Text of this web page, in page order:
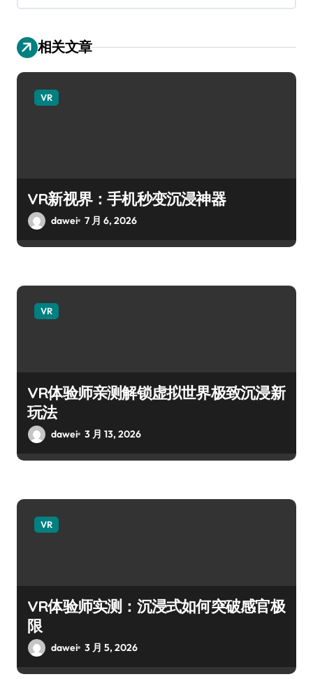
相关文章
VR
VR新视界：手机秒变沉浸神器
dawei 7 月 6, 2026
VR
VR体验师亲测解锁虚拟世界极致沉浸新
玩法
dawei 3 月 13, 2026
VR
VR体验师实测：沉浸式如何突破感官极
限
dawei 3 月 5, 2026